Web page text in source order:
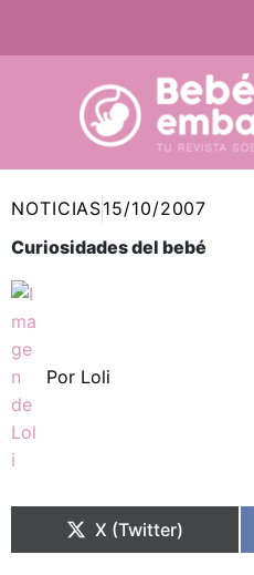
NOTICIAS15/10/2007
Curiosidades del bebé
Por Loli
en
X (Twitter)
en